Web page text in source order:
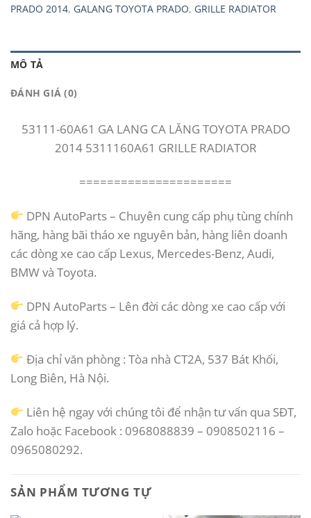
PRADO 2014, GALANG TOYOTA PRADO, GRILLE RADIATOR
MÔ TẢ
ĐÁNH GIÁ (0)
53111-60A61 GA LANG CA LĂNG TOYOTA PRADO
2014 5311160A61 GRILLE RADIATOR
======================
DPN AutoParts – Chuyên cung cấp phụ tùng chính
hãng, hàng bãi tháo xe nguyên bản, hàng liên doanh
các dòng xe cao cấp Lexus, Mercedes-Benz, Audi,
BMW và Toyota.
DPN AutoParts – Lên đời các dòng xe cao cấp với
giá cả hợp lý.
Địa chỉ văn phòng : Tòa nhà CT2A, 537 Bát Khối,
Long Biên, Hà Nội.
Liên hệ ngay với chúng tôi để nhận tư vấn qua SĐT,
Zalo hoặc Facebook : 0968088839 – 0908502116 –
0965080292.
SẢN PHẨM TƯƠNG TỰ